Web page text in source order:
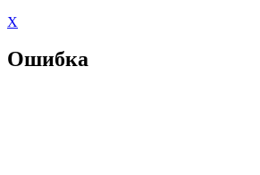
X
Ошибка